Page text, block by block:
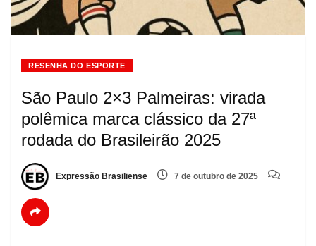
RESENHA DO ESPORTE
São Paulo 2×3 Palmeiras: virada
polêmica marca clássico da 27ª
rodada do Brasileirão 2025
Expressão Brasiliense 7 de outubro de 2025